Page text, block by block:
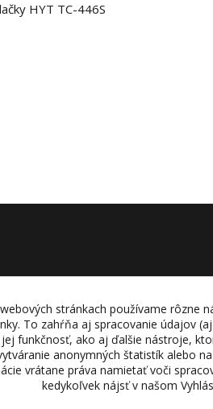
HYT TC-446S
stránkach používame rôzne
To zahŕňa aj spracovanie údajov
funkčnosť, ako aj ďalšie nástroje,
anonymných štatistík alebo
vrátane práva namietať voči
kedykoľvek nájsť v našom